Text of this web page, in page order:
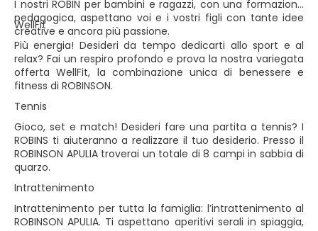
I nostri ROBIN per bambini e ragazzi, con una formazione
pedagogica, aspettano voi e i vostri figli con tante idee
creative e ancora più passione.
WellFit
Più energia! Desideri da tempo dedicarti allo sport e al
relax? Fai un respiro profondo e prova la nostra variegata
offerta WellFit, la combinazione unica di benessere e
fitness di ROBINSON.
Tennis
Gioco, set e match! Desideri fare una partita a tennis? I
ROBINS ti aiuteranno a realizzare il tuo desiderio. Presso il
ROBINSON APULIA troverai un totale di 8 campi in sabbia di
quarzo.
Intrattenimento
Intrattenimento per tutta la famiglia: l’intrattenimento al
ROBINSON APULIA. Ti aspettano aperitivi serali in spiaggia,